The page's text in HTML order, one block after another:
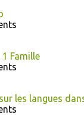
1 Famille
les langues